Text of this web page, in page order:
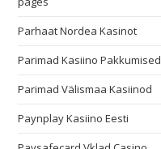
Parhaat Nordea Kasinot
Parimad Kasiino Pakkumised
Parimad Välismaa Kasiinod
Paynplay Kasiino Eesti